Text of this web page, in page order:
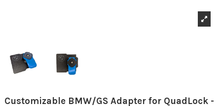
Customizable BMW/GS Adapter for QuadLock -